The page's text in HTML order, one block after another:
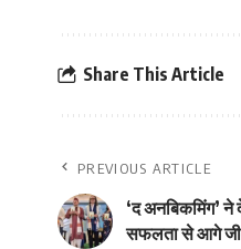
Share This Article
PREVIOUS ARTICLE
‘द अनबिकमिंग’
सफलता से आगे